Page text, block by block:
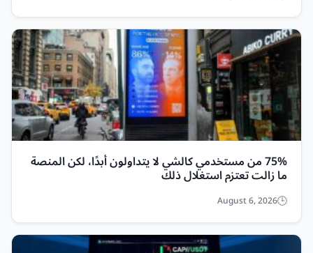
75% من مستخدمي كالشي لا يتداولون أبدًا، لكن المنصة
ما زالت تعتزم استغلال ذلك
August 6, 2026